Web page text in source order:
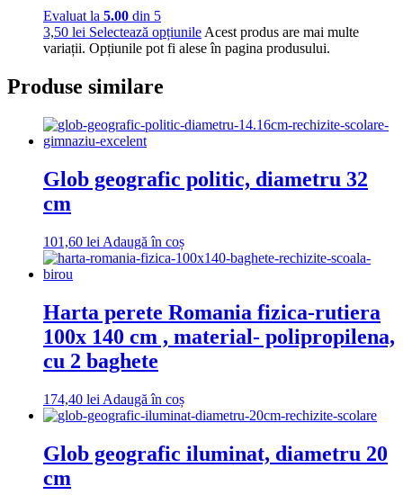
Evaluat la 5.00 din 5
3,50 lei Selectează opțiunile Acest produs are mai multe
variații. Opțiunile pot fi alese în pagina produsului.
Produse similare
Glob geografic politic, diametru 32
cm
101,60 lei Adaugă în coș
Harta perete Romania fizica-rutiera
100x 140 cm , material- polipropilena,
cu 2 baghete
174,40 lei Adaugă în coș
Glob geografic iluminat, diametru 20
cm